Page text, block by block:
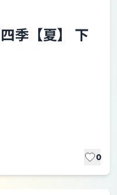
季【夏】 下
0